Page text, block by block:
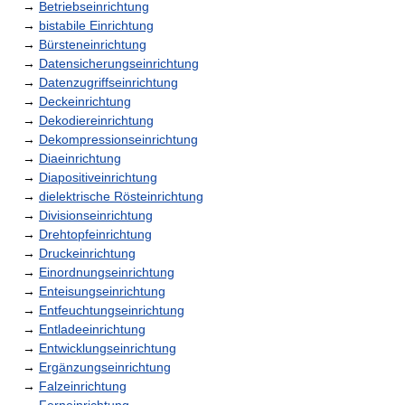
→ Betriebseinrichtung
→ bistabile Einrichtung
→ Bürsteneinrichtung
→ Datensicherungseinrichtung
→ Datenzugriffseinrichtung
→ Deckeinrichtung
→ Dekodiereinrichtung
→ Dekompressionseinrichtung
→ Diaeinrichtung
→ Diapositiveinrichtung
→ dielektrische Rösteinrichtung
→ Divisionseinrichtung
→ Drehtopfeinrichtung
→ Druckeinrichtung
→ Einordnungseinrichtung
→ Enteisungseinrichtung
→ Entfeuchtungseinrichtung
→ Entladeeinrichtung
→ Entwicklungseinrichtung
→ Ergänzungseinrichtung
→ Falzeinrichtung